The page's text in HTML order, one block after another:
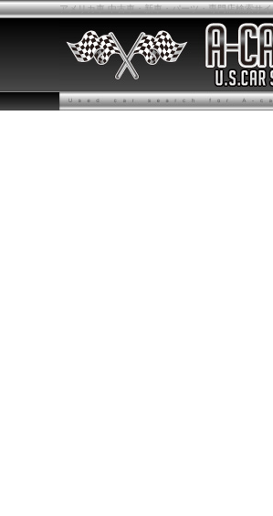
アメリカ車 中古車・新車・パーツ・専門店検索サ